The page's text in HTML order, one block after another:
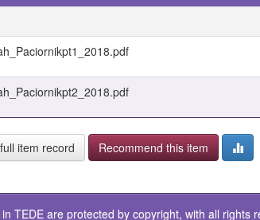
item record Recommend this item
TEDE are protected by copyright, with all rights